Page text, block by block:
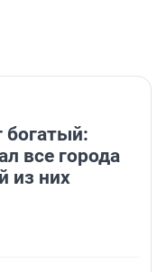
богатый:
все города
из них